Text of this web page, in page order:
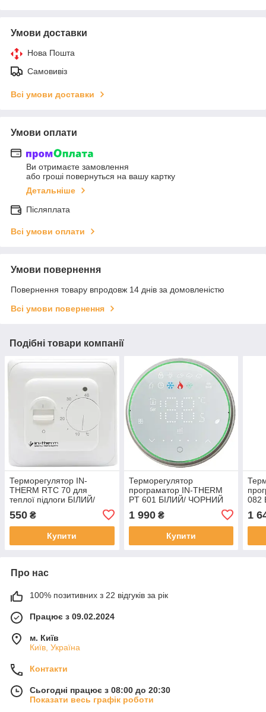
Умови доставки
Нова Пошта
Самовивіз
Всі умови доставки
Умови оплати
Ви отримаєте замовлення
або гроші повернуться на вашу картку
Детальніше
Післяплата
Всі умови оплати
Умови повернення
Повернення товару впродовж 14 днів за домовленістю
Всі умови повернення
Подібні товари компанії
Терморегулятор IN-
THERM RTC 70 для
теплої підлоги БІЛИЙ/
БІЖОВИЙ/ ЧОРНИЙ МАТ
550 ₴
Купити
Терморегулятор
програматор IN-THERM
PT 601 БІЛИЙ/ ЧОРНИЙ
1 990₴
Купити
082
1
Про нас
100% позитивних з 22 відгуків за рік
Працює з 09.02.2024
м. Київ
Київ, Україна
Контакти
Сьогодні працює з 08:00 до 20:30
Показати весь графік роботи